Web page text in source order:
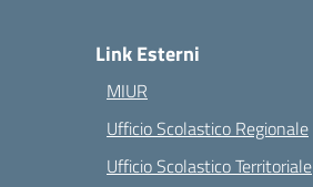
Link Esterni
MIUR
Ufficio Scolastico Regionale
Ufficio Scolastico Territoriale